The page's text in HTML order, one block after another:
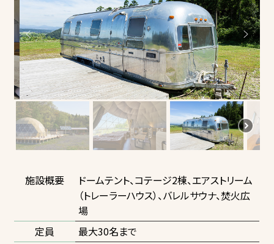
施設概要
ドームテント、コテージ2棟、エアストリーム
（トレーラーハウス）、バレルサウナ、焚火広
場
定員
最大30名まで